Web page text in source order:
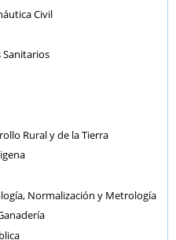
Civil
Sanitarios
Rural y de la Tierra
Normalización y Metrología